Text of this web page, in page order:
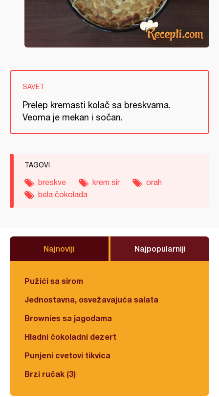
SAVET
Prelep kremasti kolač sa breskvama.
Veoma je mekan i sočan.
TAGOVI
breskve krem sir
orah
bela čokolada
Najnoviji Najpopularniji
Pužići sa sirom
Jednostavna, osvežavajuća salata
Brownies sa jagodama
Hladni čokoladni dezert
Punjeni cvetovi tikvica
Brzi ručak (3)